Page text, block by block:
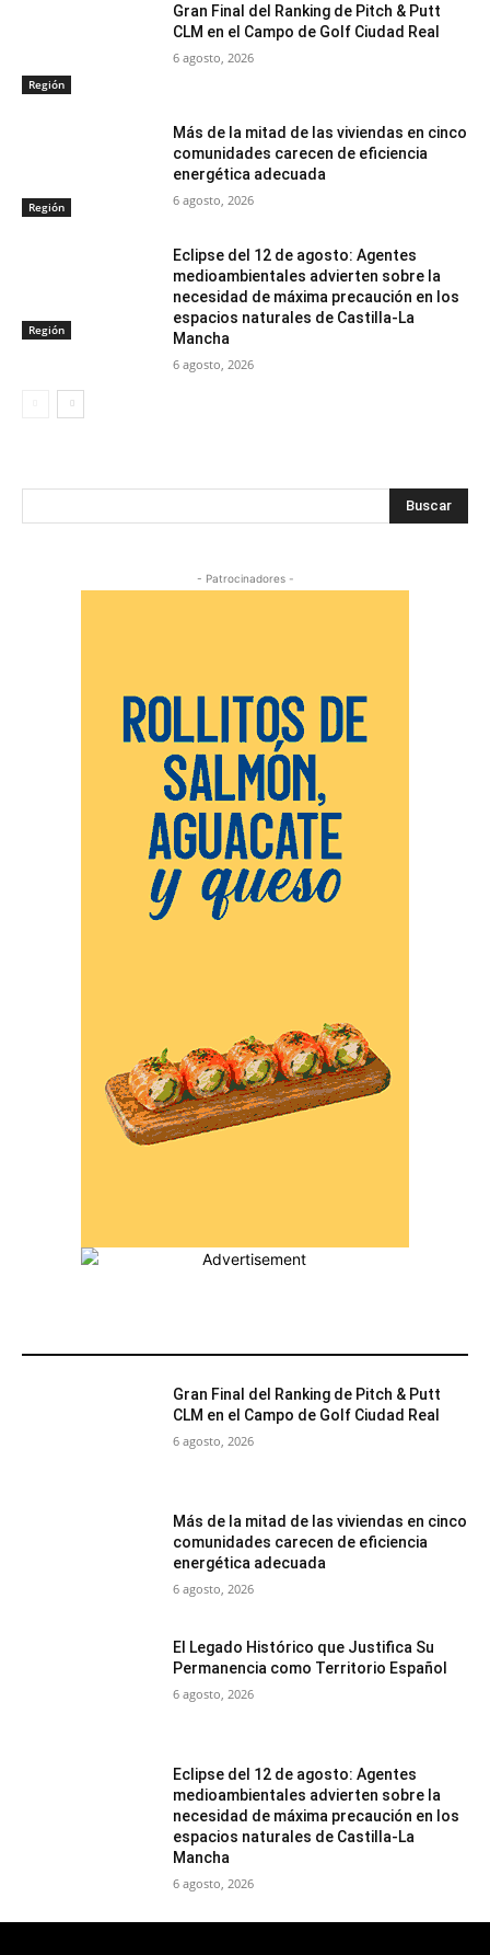
Región
Gran Final del Ranking de Pitch & Putt
CLM en el Campo de Golf Ciudad Real
6 agosto, 2026
Región
Más de la mitad de las viviendas en cinco
comunidades carecen de eficiencia
energética adecuada
6 agosto, 2026
Región
Eclipse del 12 de agosto: Agentes
medioambientales advierten sobre la
necesidad de máxima precaución en los
espacios naturales de Castilla-La
Mancha
6 agosto, 2026
Buscar
- Patrocinadores -
Gran Final del Ranking de Pitch & Putt
CLM en el Campo de Golf Ciudad Real
6 agosto, 2026
Más de la mitad de las viviendas en cinco
comunidades carecen de eficiencia
energética adecuada
6 agosto, 2026
El Legado Histórico que Justifica Su
Permanencia como Territorio Español
6 agosto, 2026
Eclipse del 12 de agosto: Agentes
medioambientales advierten sobre la
necesidad de máxima precaución en los
espacios naturales de Castilla-La
Mancha
6 agosto, 2026